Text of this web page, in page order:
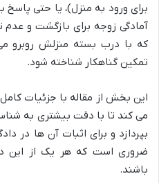
برای ورود به منزل)، یا حتی
آمادگی زوجه برای بازگشت و عدم
که با درب بسته منزلش روبرو
تمکین گناهکار شناخته شود.
این بخش از مقاله با جزئیات
می کند تا با دقت بیشتری به
بپردازد و برای اثبات آن ها در
ضروری است که هر یک از این
باشند.